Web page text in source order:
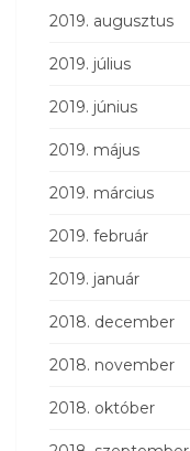
2019. augusztus
2019. július
2019. június
2019. május
2019. március
2019. február
2019. január
2018. december
2018. november
2018. október